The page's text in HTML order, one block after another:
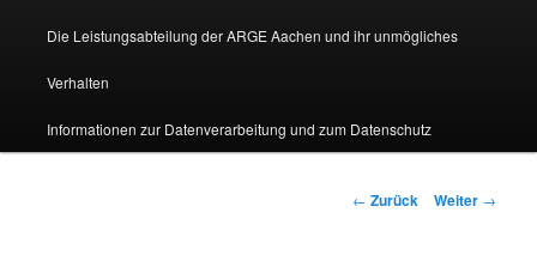
Die Leistungsabteilung der ARGE Aachen und ihr unmögliches
Verhalten
Informationen zur Datenverarbeitung und zum Datenschutz
Beitragsnavigation
← Zurück Weiter →